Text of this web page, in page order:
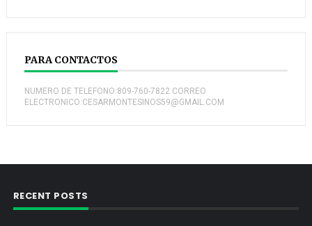
PARA CONTACTOS
NUMERO DE TELEFONO:809-760-7822 CORREO
ELECTRONICO:CESARMONTESINOS59@GMAIL.COM
RECENT POSTS